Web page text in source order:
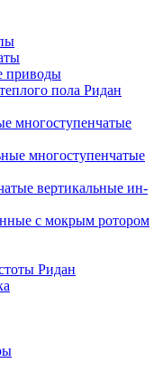
приводы
пола Ридан
многоступенчатые
многоступенчатые
вертикальные ин-
с мокрым ротором
Ридан